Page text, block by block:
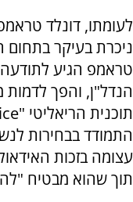
לעומתו, דונלד
ניכרת בעיקר בתחום
טראמפ הגיע
הנדל"ן, והפך לדמות
תוכנית הריאליטי "
התמודד בבחירות
עצומה בזכות
תוך שהוא מבטיח